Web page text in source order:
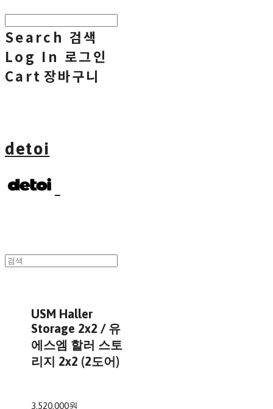
Search 검색
Log In 로그인
Cart 장바구니
detoi
USM Haller
Storage 2x2 / 유
에스엠 할러 스토
리지 2x2 (2도어)
3,520,000원